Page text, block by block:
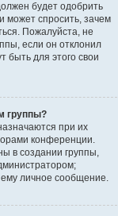
будет одобрить
может спросить, зачем
Пожалуйста, не
если он отклонил
быть для этого свои
группы?
при их
конференции.
в создании группы,
личное сообщение.